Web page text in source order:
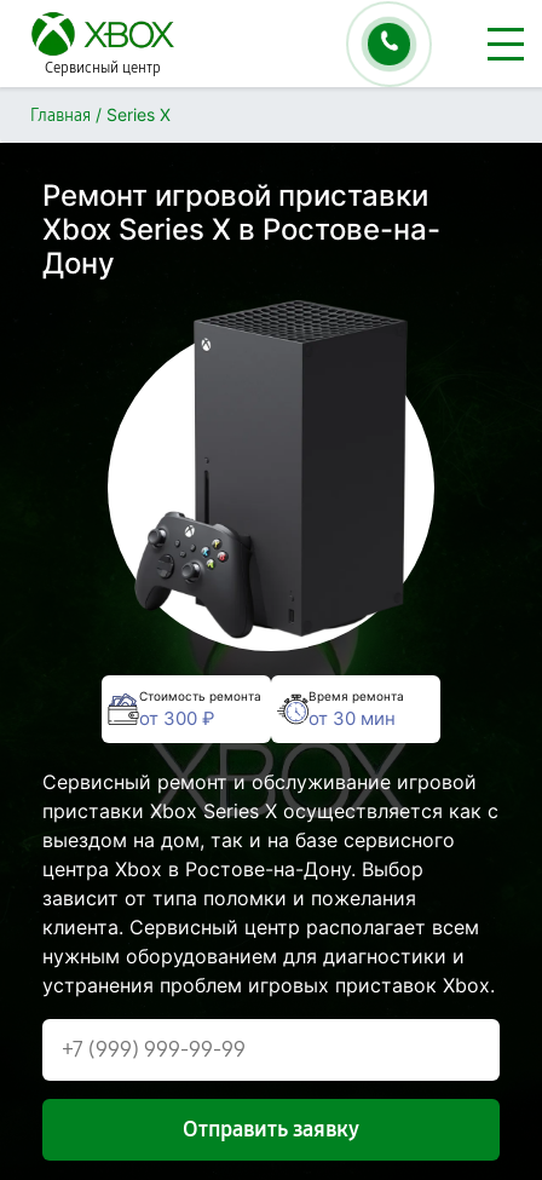
Сервисный центр
Главная / Series X
Ремонт игровой приставки
Xbox Series X в Ростове-на-
Дону
Стоимость ремонта
от 300 ₽
Время ремонта
от 30 мин
Сервисный ремонт и обслуживание игровой
приставки Xbox Series X осуществляется как с
выездом на дом, так и на базе сервисного
центра Xbox в Ростове-на-Дону. Выбор
зависит от типа поломки и пожелания
клиента. Сервисный центр располагает всем
нужным оборудованием для диагностики и
устранения проблем игровых приставок Xbox.
Отправить заявку